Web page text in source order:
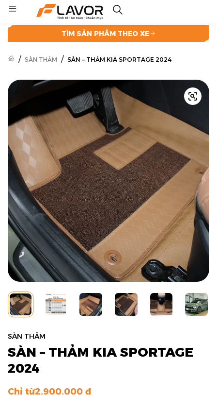
TÌM SẢN PHẨM THEO XE
/ SÀN THẢM / SÀN – THẢM KIA SPORTAGE 2024
SÀN THẢM
SÀN – THẢM KIA SPORTAGE
2024
Chỉ từ2.900.000